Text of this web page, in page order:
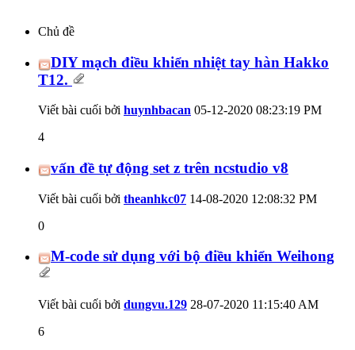
Chủ đề
DIY mạch điều khiển nhiệt tay hàn Hakko
T12.
Viết bài cuối bởi huynhbacan 05-12-2020 08:23:19 PM
4
vấn đề tự động set z trên ncstudio v8
Viết bài cuối bởi theanhkc07 14-08-2020 12:08:32 PM
0
M-code sử dụng với bộ điều khiển Weihong
Viết bài cuối bởi dungvu.129 28-07-2020 11:15:40 AM
6